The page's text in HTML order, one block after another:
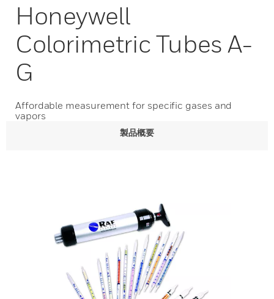
Honeywell
Colorimetric Tubes A-
G
Affordable measurement for specific gases and
vapors
製品概要